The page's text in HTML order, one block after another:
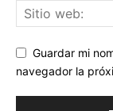
Guardar mi
navegador la